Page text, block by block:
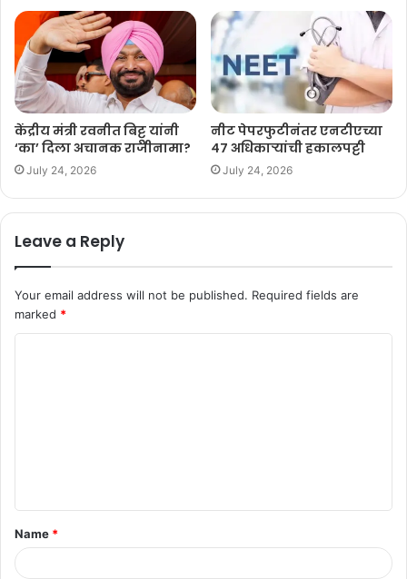
केंद्रीय मंत्री रवनीत बिट्टू यांनी
‘का’ दिला अचानक राजीनामा?
July 24, 2026
नीट पेपरफुटीनंतर एनटीएच्या
४७ अधिकाऱ्यांची हकालपट्टी
July 24, 2026
Leave a Reply
Your email address will not be published. Required fields are
marked *
t
*
Name *